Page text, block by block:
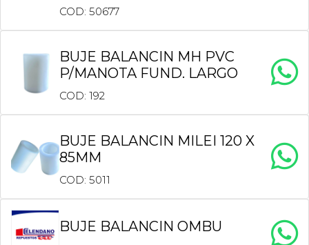
COD: 50677
BUJE BALANCIN MH PVC
P/MANOTA FUND. LARGO
COD: 192
BUJE BALANCIN MILEI 120 X
85MM
COD: 5011
BUJE BALANCIN OMBU